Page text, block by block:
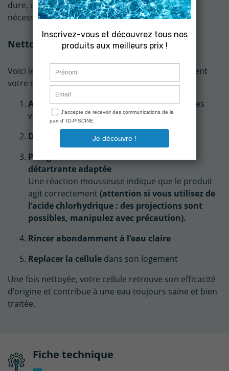
dure, un nettoyage plus fréquent peut s’avérer
nécessaire.
Nettoyage de la cellule : mode d’emploi
Voici les étapes à suivre pour nettoyer efficacement
votre cellule :
Arrêter le système de filtrationet fermer les
vannes concernées
Démonter la celluleen toute sécurité
Plonger la cellule dans une solution
détartrante adaptée
Une réaction mousseuse indique que le produit
agit correctement (attention si vous utilisez de
l’acide chlorhydrique : des projections sont
possibles, manipulez avec précaution).
Rincer abondamment à l’eau claire
Replacer la cellule dans son logement
Une fois nettoyée, votre cellule retrouve son efficacité
d’origine et contribue à une eau toujours saine et bien
traitée.
Fiche technique